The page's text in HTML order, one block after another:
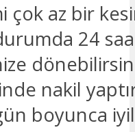
çok az bir
24
nakil
boyunca